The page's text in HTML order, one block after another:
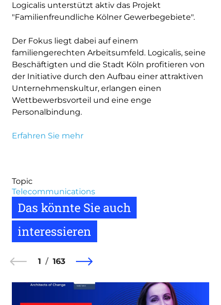
Logicalis unterstützt aktiv das Projekt
"Familienfreundliche Kölner Gewerbegebiete".
Der Fokus liegt dabei auf einem
familiengerechten Arbeitsumfeld. Logicalis, seine
Beschäftigten und die Stadt Köln profitieren von
der Initiative durch den Aufbau einer attraktiven
Unternehmenskultur, erlangen einen
Wettbewerbsvorteil und eine enge
Personalbindung.
Erfahren Sie mehr
Topic
Telecommunications
Das könnte Sie auch
interessieren
1 163